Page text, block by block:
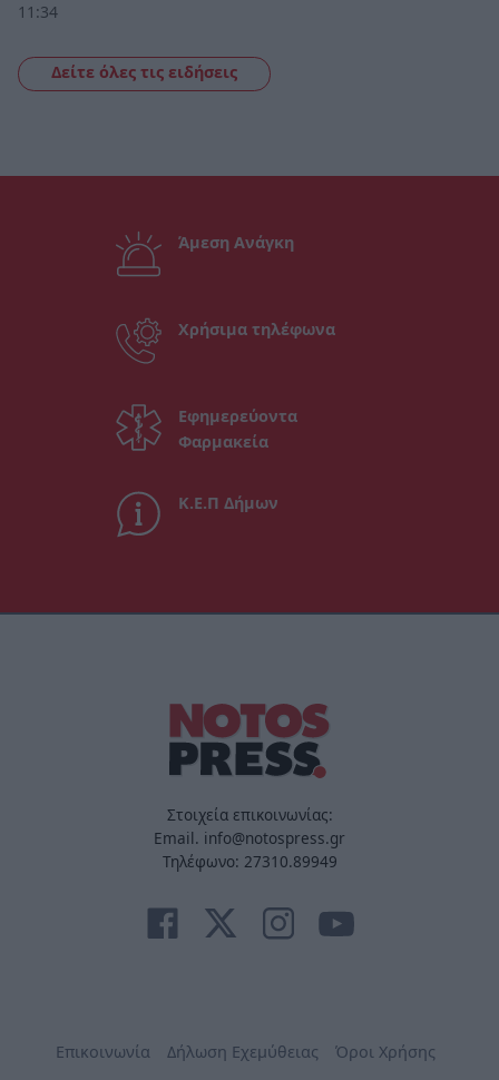
11:34
Δείτε όλες τις ειδήσεις
Άμεση Ανάγκη
Χρήσιμα τηλέφωνα
Εφημερεύοντα
Φαρμακεία
Κ.Ε.Π Δήμων
Στοιχεία επικοινωνίας:
Email. info@notospress.gr
Τηλέφωνο: 27310.89949
Επικοινωνία Δήλωση Εχεμύθειας Όροι Χρήσης